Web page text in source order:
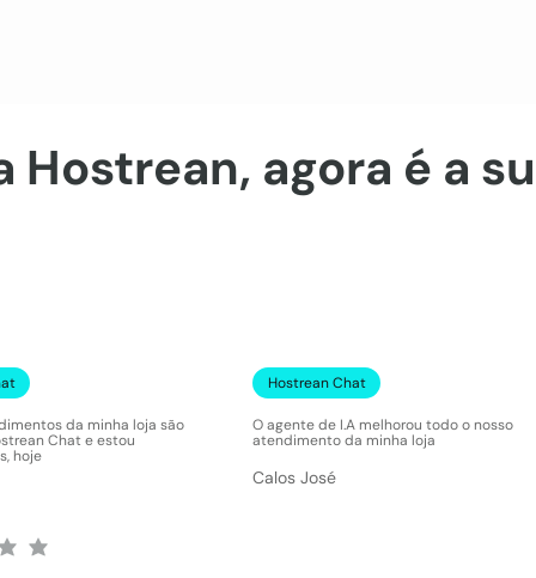
agora é a
é 3 de 5
da minha loja são
Chat e estou
hoje
Hostrean Chat
O agente de I.A melhorou todo o nosso
atendimento da minha loja
Calos José